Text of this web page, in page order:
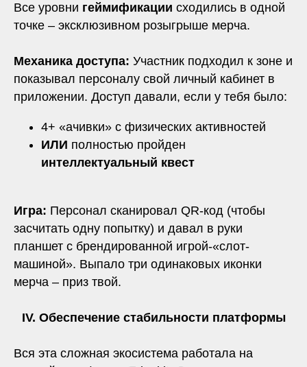
Все уровни геймификации сходились в одной
точке – эксклюзивном розыгрыше мерча.
Механика доступа: Участник подходил к зоне и
показывал персоналу свой личный кабинет в
приложении. Доступ давали, если у тебя было:
4+ «ачивки» с физических активностей
ИЛИ полностью пройден
интеллектуальный квест
Игра: Персонал сканировал QR-код (чтобы
засчитать одну попытку) и давал в руки
планшет с брендированной игрой-«слот-
машиной». Выпало три одинаковых иконки
мерча – приз твой.
IV. Обеспечение стабильности платформы
Вся эта сложная экосистема работала на